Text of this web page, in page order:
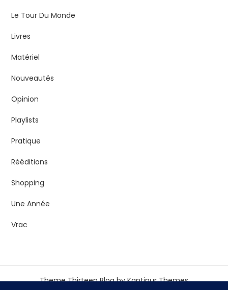
Le Tour Du Monde
Livres
Matériel
Nouveautés
Opinion
Playlists
Pratique
Rééditions
Shopping
Une Année
Vrac
Theme Thirteen Blog byKantipur Themes